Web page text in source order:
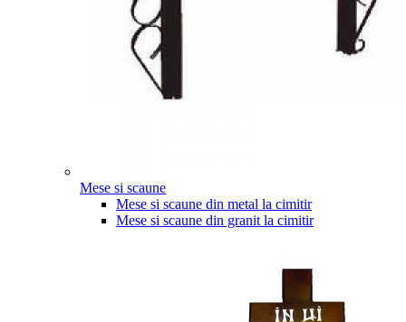
Mese si scaune
Mese si scaune din metal la cimitir
Mese si scaune din granit la cimitir